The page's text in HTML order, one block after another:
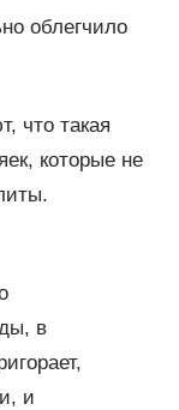
облегчило
что такая
которые не
в
и